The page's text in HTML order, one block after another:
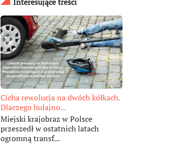
Cicha rewolucja na dwóch kółkach.
Dlaczego hulajno...
Miejski krajobraz w Polsce
przeszedł w ostatnich latach
ogromną transf...